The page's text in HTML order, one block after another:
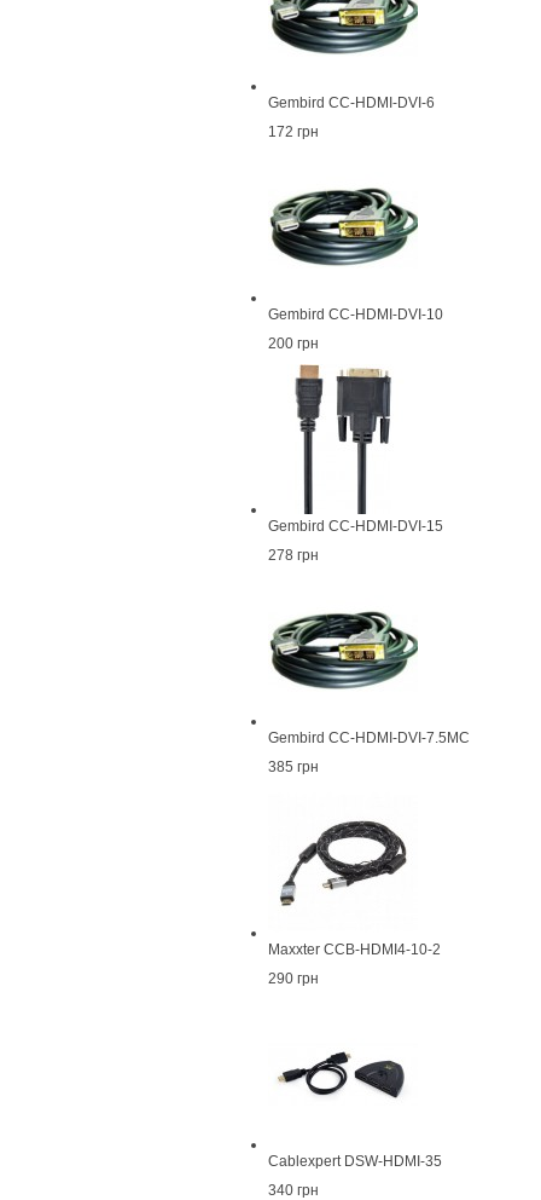
Gembird CC-HDMI-DVI-6
172 грн
Gembird CC-HDMI-DVI-10
200 грн
Gembird CC-HDMI-DVI-15
278 грн
Gembird CC-HDMI-DVI-7.5MC
385 грн
Maxxter CCB-HDMI4-10-2
290 грн
Cablexpert DSW-HDMI-35
340 грн